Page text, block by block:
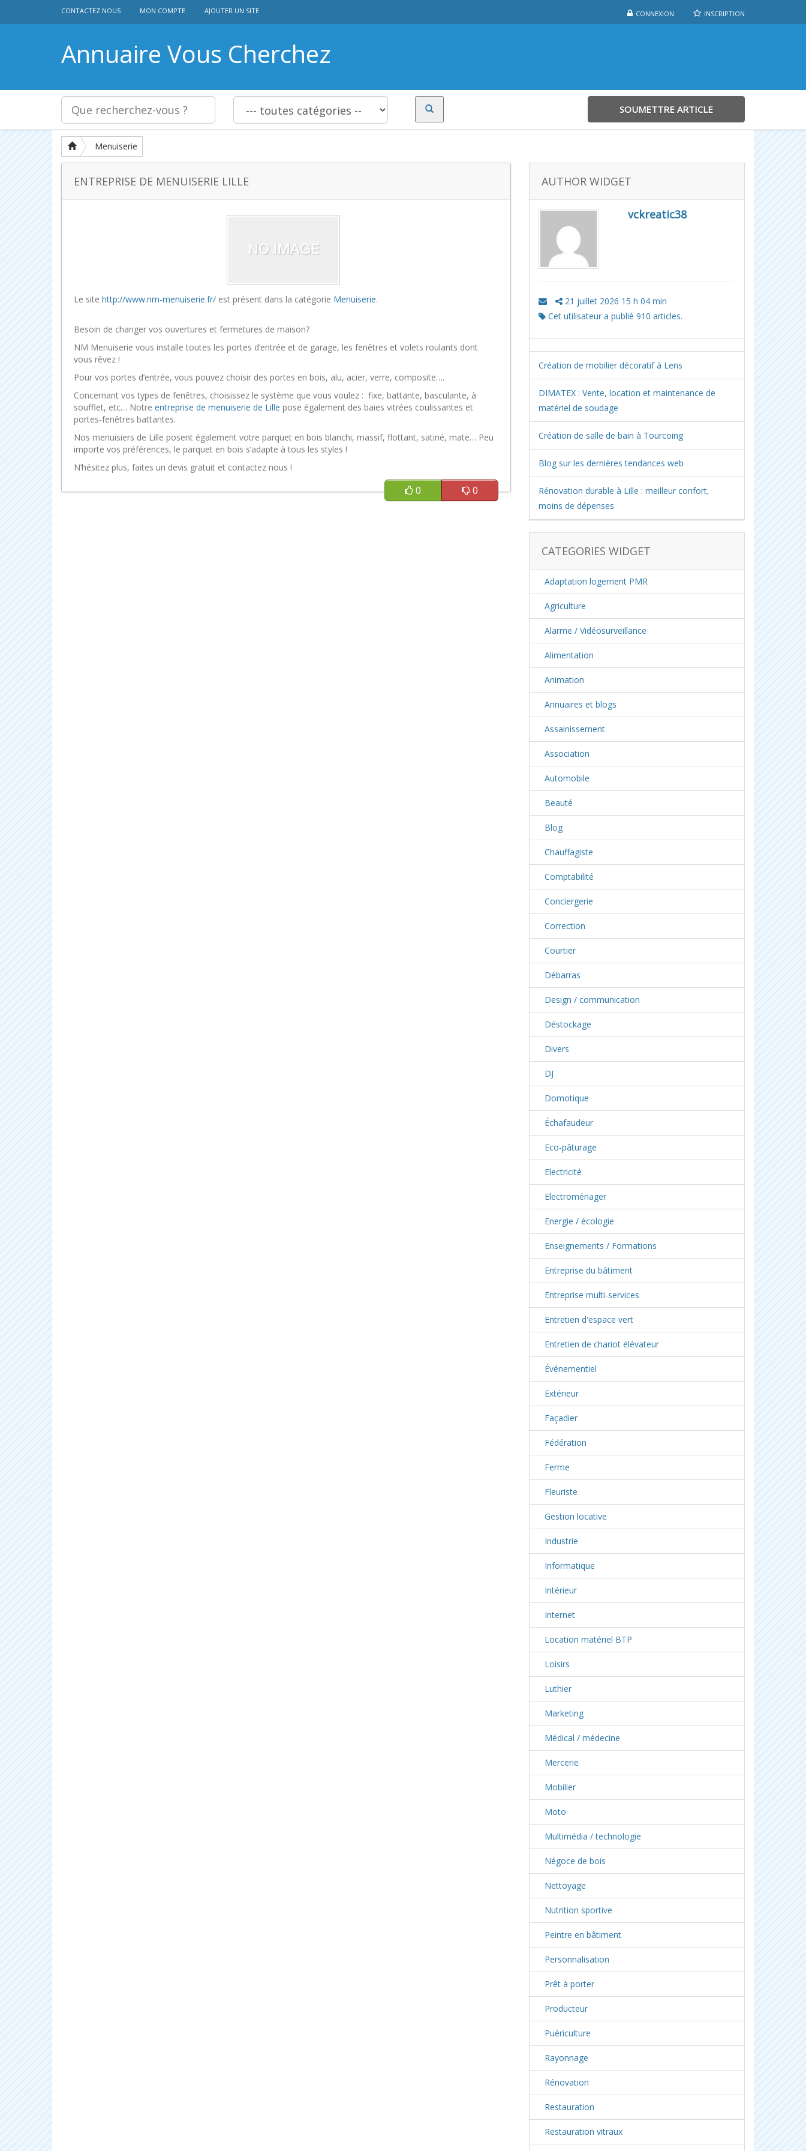
CONNEXION INSCRIPTION
CONTACTEZ NOUS MON COMPTE AJOUTER UN SITE
Annuaire Vous Cherchez
SOUMETTRE ARTICLE
Menuiserie
ENTREPRISE DE MENUISERIE LILLE
Le site http://www.nm-menuiserie.fr/ est présent dans la catégorie Menuiserie.
Besoin de changer vos ouvertures et fermetures de maison?
NM Menuiserie vous installe toutes les portes d’entrée et de garage, les fenêtres et volets roulants dont
vous rêvez !
Pour vos portes d’entrée, vous pouvez choisir des portes en bois, alu, acier, verre, composite….
Concernant vos types de fenêtres, choisissez le système que vous voulez : fixe, battante, basculante, à
soufflet, etc… Notre entreprise de menuiserie de Lille pose également des baies vitrées coulissantes et
portes-fenêtres battantes.
Nos menuisiers de Lille posent également votre parquet en bois blanchi, massif, flottant, satiné, mate… Peu
importe vos préférences, le parquet en bois s’adapte à tous les styles !
N’hésitez plus, faites un devis gratuit et contactez nous !
0 0
AUTHOR WIDGET
vckreatic38
21 juillet 2026 15 h 04 min
Cet utilisateur a publié 910 articles.
Création de mobilier décoratif à Lens
DIMATEX : Vente, location et maintenance de
matériel de soudage
Création de salle de bain à Tourcoing
Blog sur les dernières tendances web
Rénovation durable à Lille : meilleur confort,
moins de dépenses
CATEGORIES WIDGET
Adaptation logement PMR
Agriculture
Alarme / Vidéosurveillance
Alimentation
Animation
Annuaires et blogs
Assainissement
Association
Automobile
Beauté
Blog
Chauffagiste
Comptabilité
Conciergerie
Correction
Courtier
Débarras
Design / communication
Déstockage
Divers
DJ
Domotique
Échafaudeur
Eco-pâturage
Electricité
Electroménager
Energie / écologie
Enseignements / Formations
Entreprise du bâtiment
Entreprise multi-services
Entretien d'espace vert
Entretien de chariot élévateur
Événementiel
Extérieur
Façadier
Fédération
Ferme
Fleuriste
Gestion locative
Industrie
Informatique
Intérieur
Internet
Location matériel BTP
Loisirs
Luthier
Marketing
Médical / médecine
Mercerie
Mobilier
Moto
Multimédia / technologie
Négoce de bois
Nettoyage
Nutrition sportive
Peintre en bâtiment
Personnalisation
Prêt à porter
Producteur
Puériculture
Rayonnage
Rénovation
Restauration
Restauration vitraux